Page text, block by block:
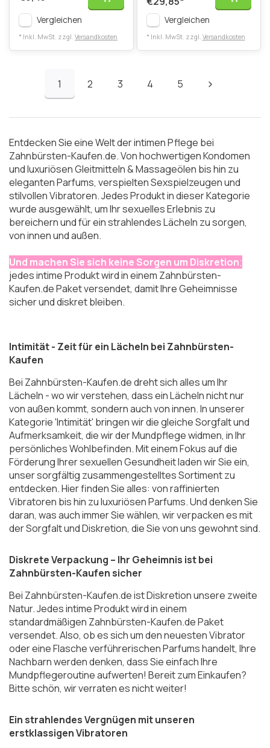
Vergleichen
* Inkl. MwSt. zzgl. Versandkosten
Vergleichen
* Inkl. MwSt. zzgl. Versandkosten
1 2 3 4 5
Entdecken Sie eine Welt der intimen Pflege bei
Zahnbürsten-Kaufen.de. Von hochwertigen Kondomen
und luxuriösen Gleitmitteln & Massageölen bis hin zu
eleganten Parfums, verspielten Sexspielzeugen und
stilvollen Vibratoren. Jedes Produkt in dieser Kategorie
wurde ausgewählt, um Ihr sexuelles Erlebnis zu
bereichern und für ein strahlendes Lächeln zu sorgen,
von innen und außen.
Und machen Sie sich keine Sorgen um Diskretion;
jedes intime Produkt wird in einem Zahnbürsten-
Kaufen.de Paket versendet, damit Ihre Geheimnisse
sicher und diskret bleiben.
Intimität - Zeit für ein Lächeln bei Zahnbürsten-
Kaufen
Bei Zahnbürsten-Kaufen.de dreht sich alles um Ihr
Lächeln - wo wir verstehen, dass ein Lächeln nicht nur
von außen kommt, sondern auch von innen. In unserer
Kategorie 'Intimität' bringen wir die gleiche Sorgfalt und
Aufmerksamkeit, die wir der Mundpflege widmen, in Ihr
persönliches Wohlbefinden. Mit einem Fokus auf die
Förderung Ihrer sexuellen Gesundheit laden wir Sie ein,
unser sorgfältig zusammengestelltes Sortiment zu
entdecken. Hier finden Sie alles: von raffinierten
Vibratoren bis hin zu luxuriösen Parfums. Und denken Sie
daran, was auch immer Sie wählen, wir verpacken es mit
der Sorgfalt und Diskretion, die Sie von uns gewohnt sind.
Diskrete Verpackung – Ihr Geheimnis ist bei
Zahnbürsten-Kaufen sicher
Bei Zahnbürsten-Kaufen.de ist Diskretion unsere zweite
Natur. Jedes intime Produkt wird in einem
standardmäßigen Zahnbürsten-Kaufen.de Paket
versendet. Also, ob es sich um den neuesten Vibrator
oder eine Flasche verführerischen Parfums handelt, Ihre
Nachbarn werden denken, dass Sie einfach Ihre
Mundpflegeroutine aufwerten! Bereit zum Einkaufen?
Bitte schön, wir verraten es nicht weiter!
Ein strahlendes Vergnügen mit unseren
erstklassigen Vibratoren